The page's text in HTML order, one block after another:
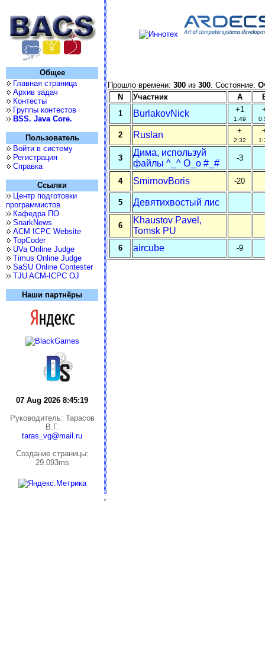
Общее
Главная страница
Архив задач
Контесты
Группы контестов
BSS. Java Core.
Пользователь
Войти в систему
Регистрация
Справка
Ссылки
Центр подготовки
программистов
Кафедра ПО
SnarkNews
ACM ICPC Website
TopCoder
UVa Online Judge
Timus Online Judge
SaSU Online Contester
TJU ACM-ICPC OJ
Наши партнёры
07 Aug 2026 8:45:19
Руководитель: Тарасов
В.Г.
taras_vg@mail.ru
Cоздание страницы:
29.093ms
Прошло времени: 300 из 300. Состояние:
N
Участник A
1
BurlakovNick +1
1:49
2 Ruslan +
2:32
3
Дима, используй
файлы ^_^ O_o #_#
-3
4 SmirnovBoris -20
5 Девятихвостый лис
6
Khaustov Pavel,
Tomsk PU
6 aircube -9